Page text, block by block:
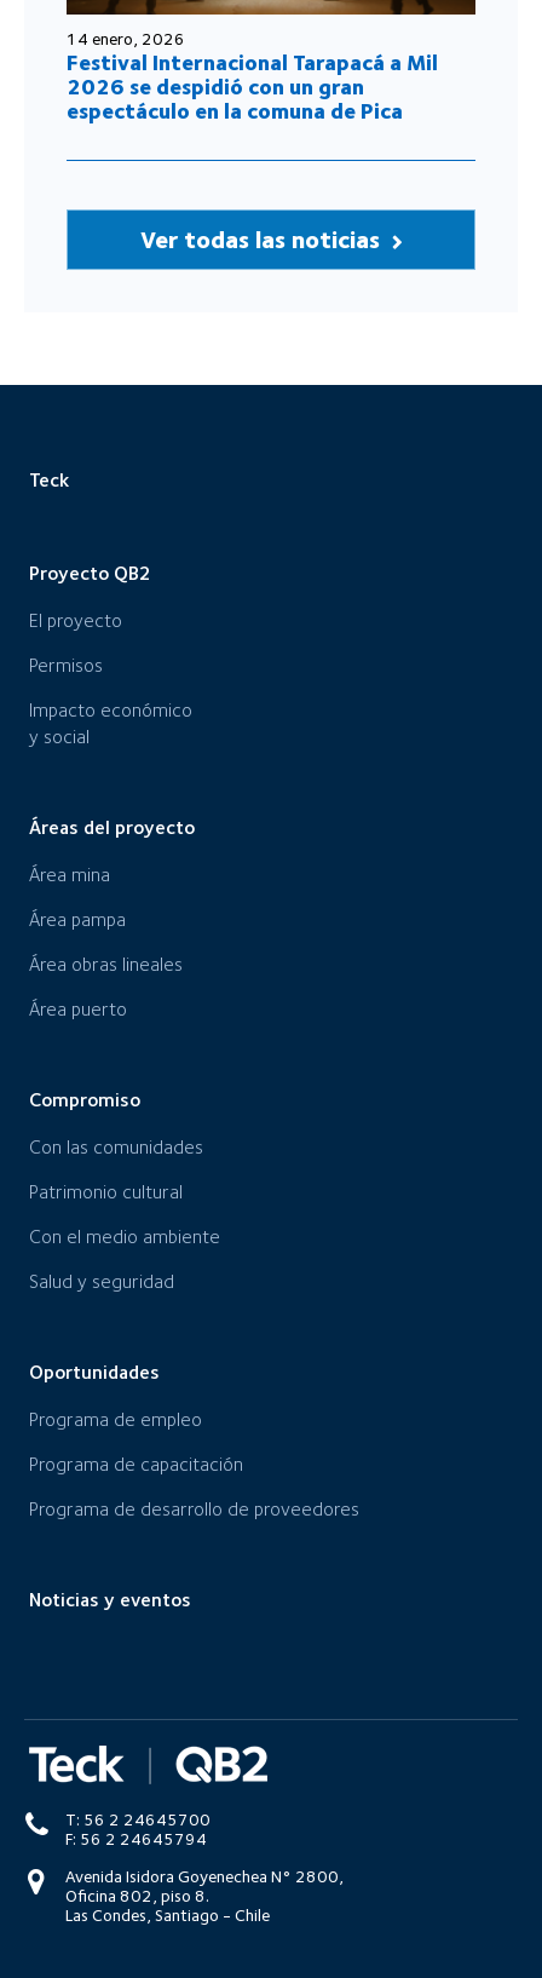
14 enero, 2026
Festival Internacional Tarapacá a Mil
2026 se despidió con un gran
espectáculo en la comuna de Pica
Ver todas las noticias
Teck
Proyecto QB2
El proyecto
Permisos
Impacto económico
y social
Áreas del proyecto
Área mina
Área pampa
Área obras lineales
Área puerto
Compromiso
Con las comunidades
Patrimonio cultural
Con el medio ambiente
Salud y seguridad
Oportunidades
Programa de empleo
Programa de capacitación
Programa de desarrollo de proveedores
Noticias y eventos
T: 56 2 24645700
F: 56 2 24645794
Avenida Isidora Goyenechea N° 2800,
Oficina 802, piso 8.
Las Condes, Santiago - Chile